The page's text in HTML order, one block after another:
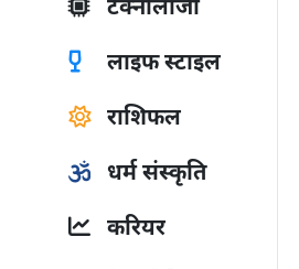
टेक्नोलाजी
लाइफ स्टाइल
राशिफल
धर्म संस्कृति
करियर